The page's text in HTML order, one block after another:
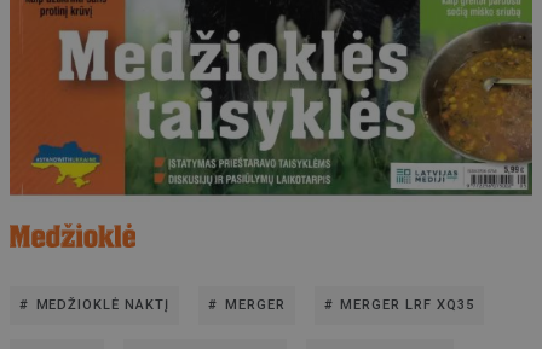
MEDŽIOKLĖ NAKTĮ MERGER MERGER LRF XQ35